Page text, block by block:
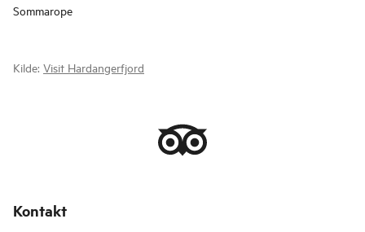
Sommarope
Kilde: Visit Hardangerfjord
Kontakt